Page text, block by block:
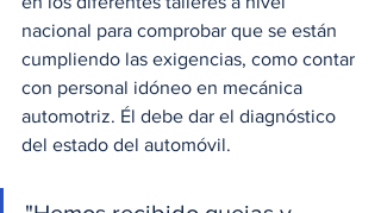
nacional para comprobar que se están
cumpliendo las exigencias, como contar
con personal idóneo en mecánica
automotriz. Él debe dar el diagnóstico
del estado del automóvil.